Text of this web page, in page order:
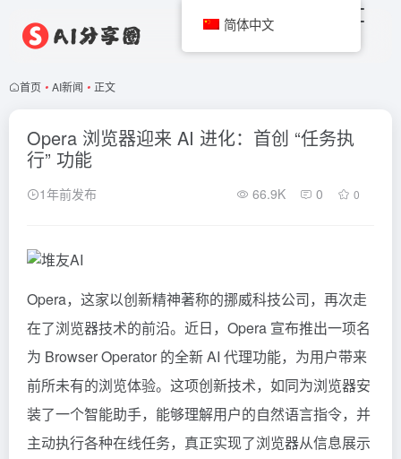
首页 • AI新闻 • 正文
Opera 浏览器迎来 AI 进化：首创 “任务执
行” 功能
1年前发布 66.9K 0 0
Opera，这家以创新精神著称的挪威科技公司，再次走
在了浏览器技术的前沿。近日，Opera 宣布推出一项名
为 BrowserOperator 的全新 AI 代理功能，为用户带来
前所未有的浏览体验。这项创新技术，如同为浏览器安
装了一个智能助手，能够理解用户的自然语言指令，并
主动执行各种在线任务，真正实现了浏览器从信息展示
简体中文